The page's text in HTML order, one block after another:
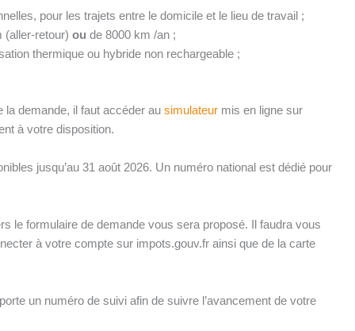
pour les trajets entre le domicile et le lieu de travail ;
(aller-retour) ou de 8000 km /an ;
thermique ou hybride non rechargeable ;
la demande, il faut accéder au simulateur mis en ligne sur
à votre disposition.
jusqu’au 31 août 2026. Un numéro national est dédié pour
le formulaire de demande vous sera proposé. Il faudra vous
à votre compte sur impots.gouv.fr ainsi que de la carte
un numéro de suivi afin de suivre l’avancement de votre